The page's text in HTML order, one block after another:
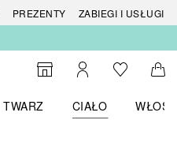
PREZENTY
ZABIEGI I USŁUGI
Do wyszukiwarki
Moje kontoDo listyDo
TWARZ
Otwórz menu Twarz
CIAŁO
Otwórz menu Ciało
WŁOSY